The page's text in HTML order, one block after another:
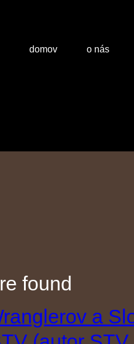
domov o nás
found
a